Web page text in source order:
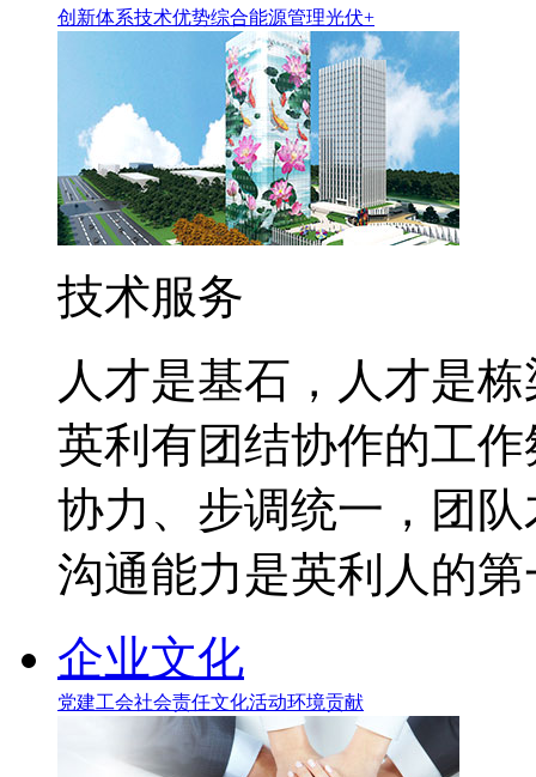
创新体系技术优势综合能源管理光伏+
技术服务
人才是基石，人才是
英利有团结协作的工
协力、步调统一，团
沟通能力是英利人的
企业文化
党建工会社会责任文化活动环境贡献